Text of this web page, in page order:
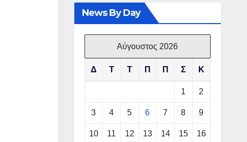
News By Day
Αύγουστος 2026
Δ Τ Τ Π Π Σ Κ
1 2
3 4 5 6 7 8 9
10 11 12 13 14 15 16